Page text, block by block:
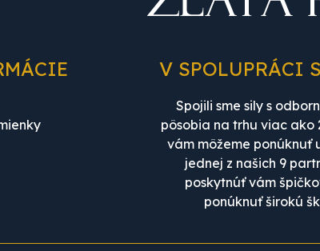
V SPOLUPRÁCI
Spojili sme sily s
pôsobia na trhu viac ako
vám môžeme ponúknuť
jednej z našich 9
poskytnúť vám
ponúknuť širokú